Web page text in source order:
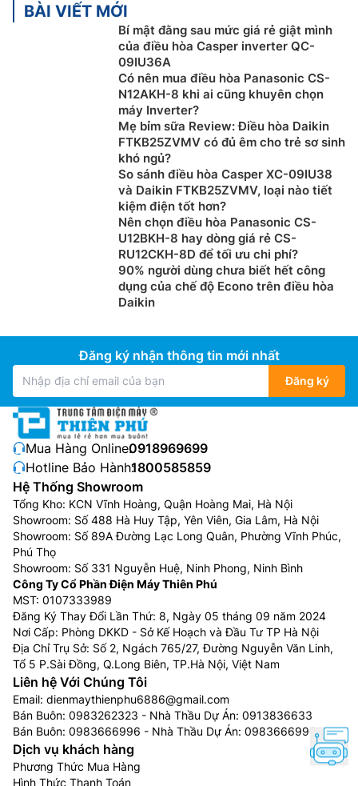
Thiết kế dạng cánh hình chữ S
Nhờ vào thiết kế cửa thổi gió dạng cánh hình chữ S ở
điều hòa Midea inverter
13CRFN8, khí lạnh có thể được đưa vào không gian
của bạn không chỉ từ phía trước, mà còn từ bên trái
bên phải của máy điều hòa, làm lạnh 360 độ.
Tích hợp cảm ứng
Bộ điều chỉnh tích hợp của các kép trong máy
hòa Midea 1 chiều 12000btuMSFAB-13CRFN8 có thể
cảm nhận và tạo gió linh động. Lựa chọn các chế độ
luồng gió siêu nhẹ với bộ điều hướng linh động. Người
dùng có thể tận hưởng sự mát mẻ trong môi trường
giữ hơi lạnh không có gió thổi trực tiếp.
I-CLEAN
Điều hòa Mdiea 1 chiều inverter MSFAB-13CRFN8
BÀI VIẾT MỚI
Bí mật đằng sau mức giá rẻ giật mình
của điều hòa Casper inverter QC-
09IU36A
Có nên mua điều hòa Panasonic CS-
N12AKH-8 khi ai cũng khuyên chọn
máy Inverter?
Mẹ bỉm sữa Review: Điều hòa Daikin
FTKB25ZVMV có đủ êm cho trẻ sơ sinh
khó ngủ?
So sánh điều hòa Casper XC-09IU38
và Daikin FTKB25ZVMV, loại nào tiết
kiệm điện tốt hơn?
Nên chọn điều hòa Panasonic CS-
U12BKH-8 hay dòng giá rẻ CS-
RU12CKH-8D để tối ưu chi phí?
90% người dùng chưa biết hết công
dụng của chế độ Econo trên điều hòa
Daikin
Đăng ký nhận thông tin mới nhất
Đăng ký
Mua Hàng Online:0918969699
Hotline Bảo Hành:1800585859
Hệ Thống Showroom
Tổng Kho: KCN Vĩnh Hoàng, Quận Hoàng Mai, Hà Nội
Showroom: Số 488 Hà Huy Tập, Yên Viên, Gia Lâm, Hà Nội
Showroom: Số 89A Đường Lạc Long Quân, Phường Vĩnh Phúc,
Phú Thọ
Showroom: Số 331 Nguyễn Huệ, Ninh Phong, Ninh Bình
Công Ty Cổ Phần Điện Máy Thiên Phú
MST: 0107333989
Đăng Ký Thay Đổi Lần Thứ: 8, Ngày 05 tháng 09 năm 2024
Nơi Cấp: Phòng DKKD - Sở Kế Hoạch và Đầu Tư TP Hà Nội
Địa Chỉ Trụ Sở: Số 2, Ngách 765/27, Đường Nguyễn Văn Linh,
Tổ 5 P.Sài Đồng, Q.Long Biên, TP.Hà Nội, Việt Nam
Liên hệ Với Chúng Tôi
Email: dienmaythienphu6886@gmail.com
Bán Buôn: 0983262323 - Nhà Thầu Dự Án: 0913836633
Bán Buôn: 0983666996 - Nhà Thầu Dự Án: 0983666996
Dịch vụ khách hàng
Phương Thức Mua Hàng
Hình Thức Thanh Toán